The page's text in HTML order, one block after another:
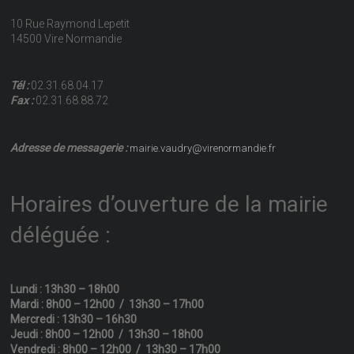
10 Rue Raymond Lepetit
14500 Vire Normandie
Tél :02.31.68.04.17
Fax :02.31.68.88.72
Adresse de messagerie :mairie.vaudry@virenormandie.fr
Horaires d’ouverture de la mairie
déléguée :
Lundi : 13h30 – 18h00
Mardi : 8h00 – 12h00 / 13h30 – 17h00
Mercredi : 13h30 – 16h30
Jeudi : 8h00 – 12h00 / 13h30 – 18h00
Vendredi : 8h00 – 12h00 / 13h30 – 17h00